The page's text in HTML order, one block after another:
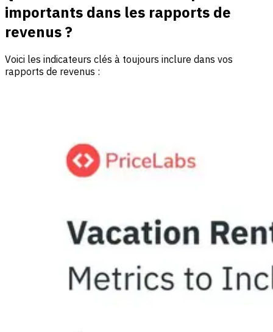
importants dans les rapports de
revenus ?
Voici les indicateurs clés à toujours inclure dans vos
rapports de revenus :